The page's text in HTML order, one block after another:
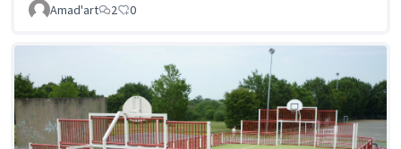
Amad'art 2 0